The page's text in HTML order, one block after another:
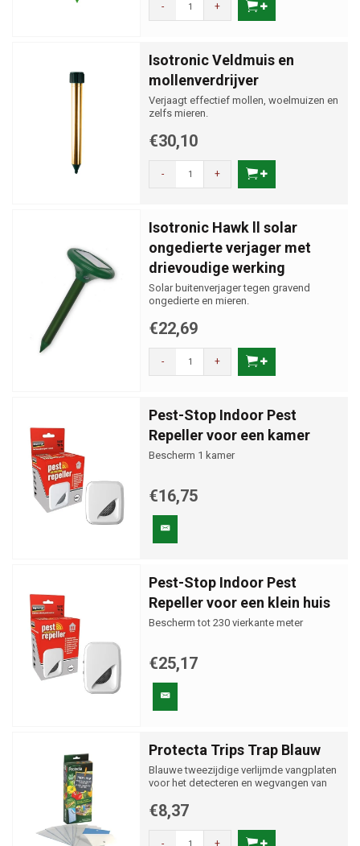
- +
Isotronic Veldmuis en
mollenverdrijver
Verjaagt effectief mollen, woelmuizen en
zelfs mieren.
€30,10
- +
Isotronic Hawk ll solar
ongedierte verjager met
drievoudige werking
Solar buitenverjager tegen gravend
ongedierte en mieren.
€22,69
- +
Pest-Stop Indoor Pest
Repeller voor een kamer
Bescherm 1 kamer
€16,75
Pest-Stop Indoor Pest
Repeller voor een klein huis
Bescherm tot 230 vierkante meter
€25,17
Protecta Trips Trap Blauw
Blauwe tweezijdige verlijmde vangplaten
voor het detecteren en wegvangen van
€8,37
- +